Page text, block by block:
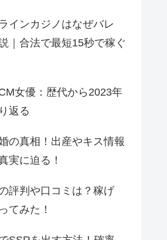
インカジノはなぜバレ
｜合法で最短15秒で稼ぐ
女優：歴代から2023年
返る
の真相！出産やキス情報
実に迫る！
評判や口コミは？稼げ
てみた！